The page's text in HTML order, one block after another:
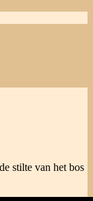
stilte van het bos